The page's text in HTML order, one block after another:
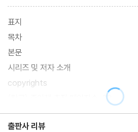
표지
목차
본문
시리즈 및 저자 소개
copyrights
(참고) 종이책 추정 페이지수: 32
출판사 리뷰